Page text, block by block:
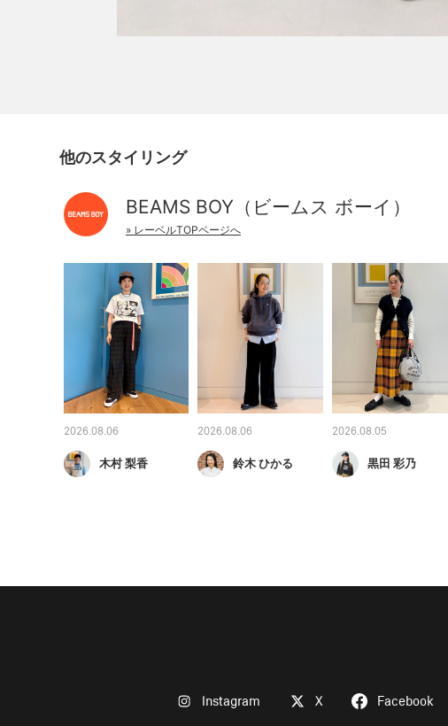
他のスタイリング
BEAMS BOY（ビームス ボーイ）
» レーベルTOPページへ
2026.08.06
木村 梨香
2026.08.06
鈴木 ひかる
2026.08.05
黒田 彩乃
Instagram X Facebook